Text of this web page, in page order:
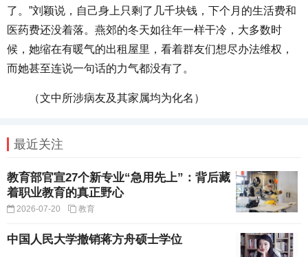
了。”刘颖说，自己身上只剩了几千块钱，下个月的生活费和
医药费还没着落。燕郊的冬天如往年一样干冷，大多数时
候，她缩在有暖气的出租屋里，看着群友们想尽办法维权，
而她甚至连说一句话的力气都没有了。
（文中所涉病友及其家属均为化名）
最近关注
教育部官宣27个新专业“急用先上”：背后藏
着职业教育的真正野心
2026-07-20 教育
中国人民大学撤销蒋方舟硕士学位